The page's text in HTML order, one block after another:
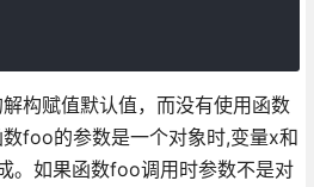
构赋值默认值，而没有使用函数
foo的参数是一个对象时,变量x和
。如果函数foo调用时参数不是对